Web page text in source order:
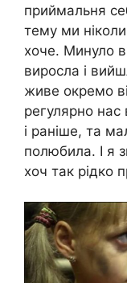
приймальня
тему ми
хоче. Минуло
виросла і
живе окремо
регулярно
і раніше, та
полюбила. І я
хоч так рідко